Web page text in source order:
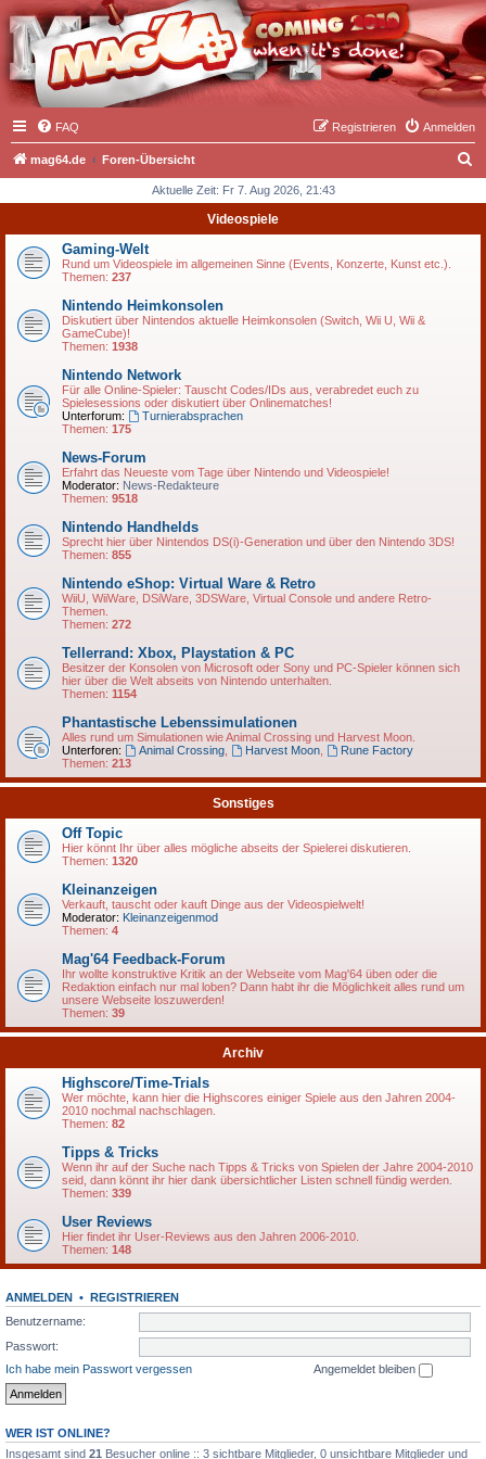
FAQ Anmelden
Registrieren
mag64.de Foren-Übersicht
h
Aktuelle Zeit: Fr 7. Aug 2026, 21:43
Videospiele
Gaming-Welt
Rund um Videospiele im allgemeinen Sinne (Events, Konzerte, Kunst etc.).
Themen: 237
Nintendo Heimkonsolen
Diskutiert über Nintendos aktuelle Heimkonsolen (Switch, Wii U, Wii &
GameCube)!
Themen: 1938
Nintendo Network
Für alle Online-Spieler: Tauscht Codes/IDs aus, verabredet euch zu
Spielesessions oder diskutiert über Onlinematches!
Unterforum:
Turnierabsprachen
Themen: 175
News-Forum
Erfahrt das Neueste vom Tage über Nintendo und Videospiele!
Moderator: News-Redakteure
Themen: 9518
Nintendo Handhelds
Sprecht hier über Nintendos DS(i)-Generation und über den Nintendo 3DS!
Themen: 855
Nintendo eShop: Virtual Ware & Retro
WiiU, WiiWare, DSiWare, 3DSWare, Virtual Console und andere Retro-
Themen.
Themen: 272
Tellerrand: Xbox, Playstation & PC
Besitzer der Konsolen von Microsoft oder Sony und PC-Spieler können sich
hier über die Welt abseits von Nintendo unterhalten.
Themen: 1154
Phantastische Lebenssimulationen
Alles rund um Simulationen wie Animal Crossing und Harvest Moon.
Unterforen:
Animal Crossing, Harvest Moon,
Rune Factory
Themen: 213
Sonstiges
Off Topic
Hier könnt Ihr über alles mögliche abseits der Spielerei diskutieren.
Themen: 1320
Kleinanzeigen
Verkauft, tauscht oder kauft Dinge aus der Videospielwelt!
Moderator: Kleinanzeigenmod
Themen: 4
Mag'64 Feedback-Forum
Ihr wollte konstruktive Kritik an der Webseite vom Mag'64 üben oder die
Redaktion einfach nur mal loben? Dann habt ihr die Möglichkeit alles rund um
unsere Webseite loszuwerden!
Themen: 39
Archiv
Highscore/Time-Trials
Wer möchte, kann hier die Highscores einiger Spiele aus den Jahren 2004-
2010 nochmal nachschlagen.
Themen: 82
Tipps & Tricks
Wenn ihr auf der Suche nach Tipps & Tricks von Spielen der Jahre 2004-2010
seid, dann könnt ihr hier dank übersichtlicher Listen schnell fündig werden.
Themen: 339
User Reviews
Hier findet ihr User-Reviews aus den Jahren 2006-2010.
Themen: 148
ANMELDEN • REGISTRIEREN
Benutzername:
Passwort:
Ich habe mein Passwort vergessen
Angemeldet bleiben
WER IST ONLINE?
Insgesamt sind 21 Besucher online :: 3 sichtbare Mitglieder, 0 unsichtbare Mitglieder und